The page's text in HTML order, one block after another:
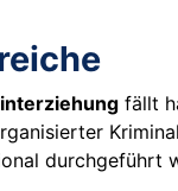
fällt
durchgeführt